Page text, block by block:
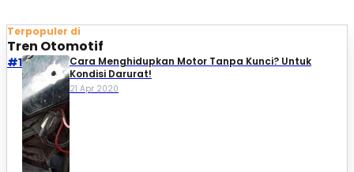
Terpopuler di
Tren Otomotif
#1
Cara Menghidupkan Motor Tanpa Kunci? Untuk
Kondisi Darurat!
21 Apr 2020